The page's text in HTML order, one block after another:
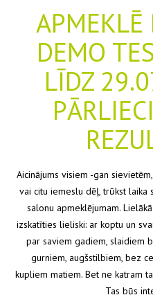
APMEKLĒ
DEMO
LĪDZ
Aicinājums visiem -gan
vai citu iemeslu dēļ, trūkst laika
salonu apmeklējumam.
izskatīties lieliski: ar koptu un
par saviem gadiem, slaidiem
gurniem, augšstilbiem, bez
kupliem matiem. Bet ne katram
Tas būs